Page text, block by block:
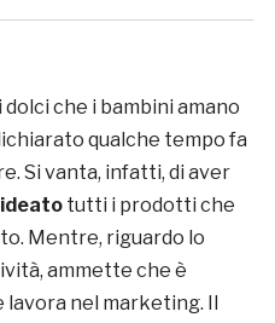
che i bambini amano
qualche tempo fa
Si vanta, infatti, di aver
ideatotutti i prodotti che
Mentre, riguardo lo
ammette che è
nel marketing. Il